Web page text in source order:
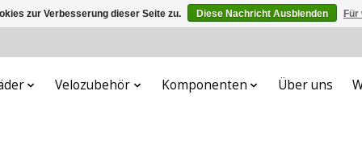
Velozubehör Komponenten Über uns
zur Verbesserung dieser Seite zu. Diese Nachricht Ausblenden